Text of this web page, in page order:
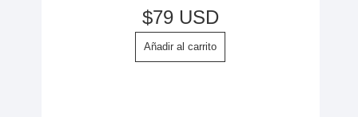
$79 USD
Añadir al carrito